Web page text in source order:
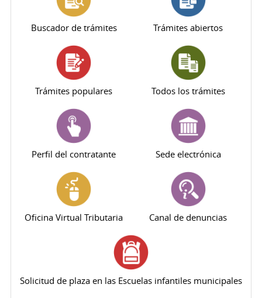
Buscador de trámites Trámites abiertos
Trámites populares Todos los trámites
Perfil del contratante Sede electrónica
Oficina Virtual Tributaria Canal de denuncias
Solicitud de plaza en las Escuelas infantiles municipales